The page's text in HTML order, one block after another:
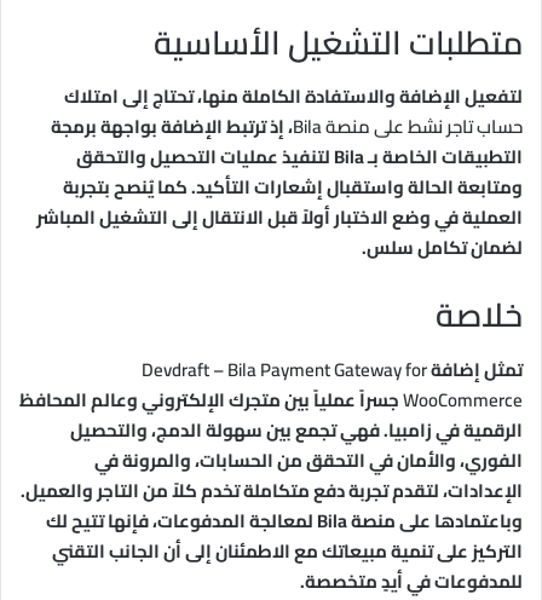
متطلبات التشغيل الأساسية
لتفعيل الإضافة والاستفادة الكاملة منها، تحتاج إلى امتلاك
حساب تاجر نشط على منصة Bila
، إذ ترتبط الإضافة بواجهة برمجة
التطبيقات الخاصة بـ Bila لتنفيذ عمليات التحصيل والتحقق
ومتابعة الحالة واستقبال إشعارات التأكيد. كما يُنصح بتجربة
العملية في وضع الاختبار أولاً قبل الانتقال إلى التشغيل المباشر
لضمان تكامل سلس.
خلاصة
تمثل إضافةDevdraft – Bila Payment Gateway for
WooCommerceجسراً عملياً بين متجرك الإلكتروني وعالم المحافظ
الرقمية في زامبيا. فهي تجمع بين سهولة الدمج، والتحصيل
الفوري، والأمان في التحقق من الحسابات، والمرونة في
الإعدادات، لتقدم تجربة دفع متكاملة تخدم كلاً من التاجر والعميل.
وباعتمادها على منصة Bila لمعالجة المدفوعات، فإنها تتيح لك
التركيز على تنمية مبيعاتك مع الاطمئنان إلى أن الجانب التقني
للمدفوعات في أيدٍ متخصصة.